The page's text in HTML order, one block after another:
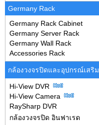
Germany Rack
Germany Rack Cabinet
Germany Server Rack
Germany Wall Rack
Accessories Rack
กล้องวงจรปิดและอุปกรณ์เสริม
Hi-View DVR
Hi-View Camera
RaySharp DVR
กล้องวงจรปิด อินฟาเรด